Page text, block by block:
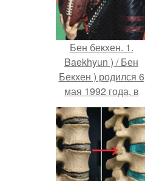
Бен бекхен. 1.
Baekhyun ) / Бен
Бекхен ) родился 6
мая 1992 года, в
Пучхон, Южная
Корея.